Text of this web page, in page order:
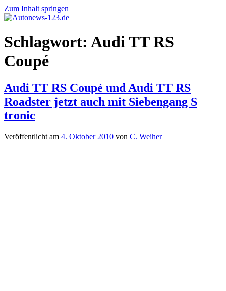
Zum Inhalt springen
Autonews-
123.de
Autonews
mit
Schlagwort: Audi TT RS
Coupé
Audi TT RS Coupé und Audi TT RS
Roadster jetzt auch mit Siebengang S
tronic
Veröffentlicht am 4. Oktober 2010 von C. Weiher